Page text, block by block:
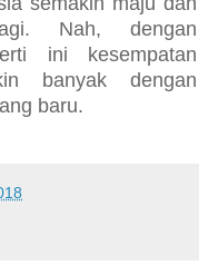
Nah, dengan
ini kesempatan
banyak dengan
baru.